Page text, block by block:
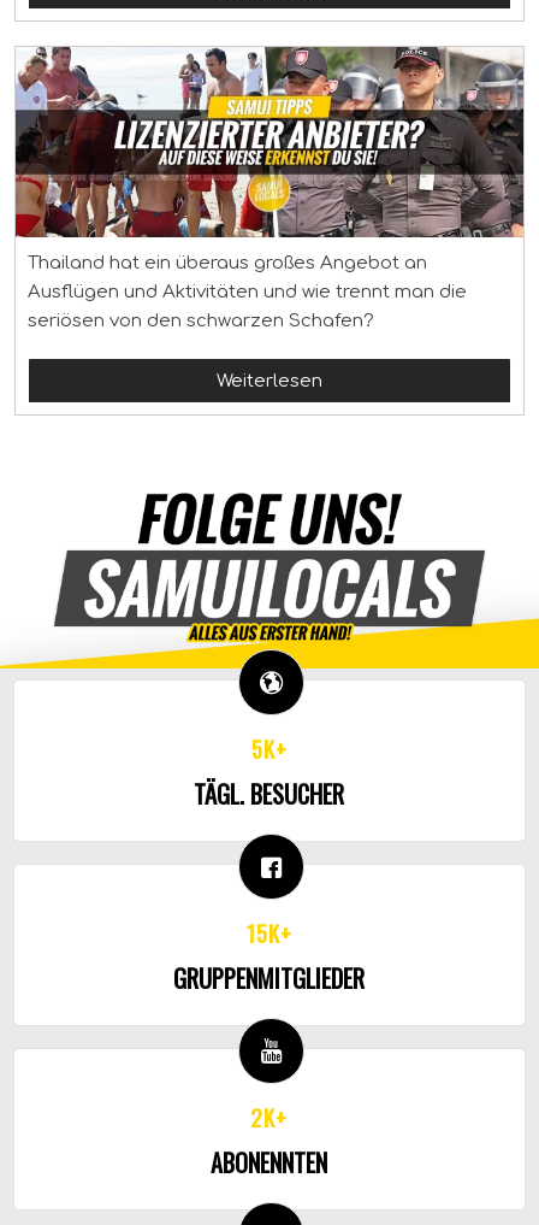
Thailand hat ein überaus großes Angebot an
Ausflügen und Aktivitäten und wie trennt man die
seriösen von den schwarzen Schafen?
Weiterlesen
5K+
TÄGL. BESUCHER
15K+
GRUPPENMITGLIEDER
2K+
ABONENNTEN